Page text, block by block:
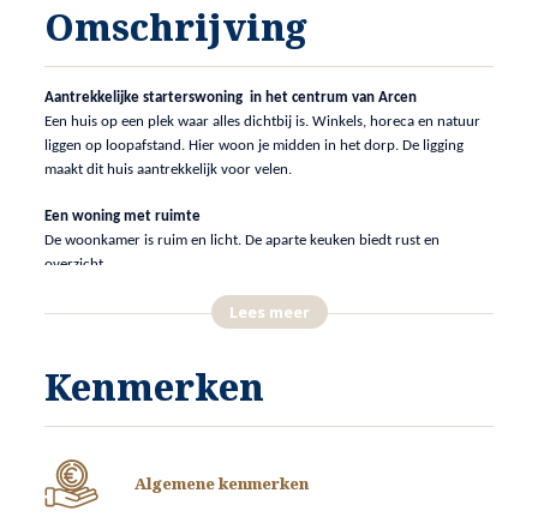
Omschrijving
Aantrekkelijke starterswoning in het centrum van Arcen
Een huis op een plek waar alles dichtbij is. Winkels, horeca en natuur
liggen op loopafstand. Hier woon je midden in het dorp. De ligging
maakt dit huis aantrekkelijk voor velen.
Een woning met ruimte
De woonkamer is ruim en licht. De aparte keuken biedt rust en
overzicht.
Ideaal voor logees, hobby of thuiswerk.
Praktisch gemak met een garage
minder onderhoud en lagere energiekosten. Bovendien is de woning
dak is geïsoleerd. De garage is ruim van opzet.
Lees meer
Kenmerken
Algemene kenmerken